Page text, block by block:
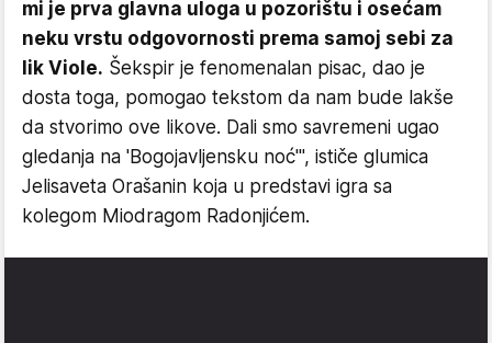
mi je prva glavna uloga u pozorištu i osećam
neku vrstu odgovornosti prema samoj sebi za
lik Viole. Šekspir je fenomenalan pisac, dao je
dosta toga, pomogao tekstom da nam bude lakše
da stvorimo ove likove. Dali smo savremeni ugao
gledanja na 'Bogojavljensku noć'", ističe glumica
Jelisaveta Orašanin koja u predstavi igra sa
kolegom Miodragom Radonjićem.